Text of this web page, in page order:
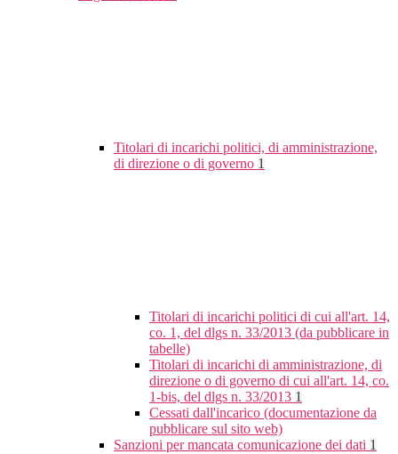
Titolari di incarichi politici, di amministrazione,
di direzione o di governo 1
Titolari di incarichi politici di cui all'art. 14,
co. 1, del dlgs n. 33/2013 (da pubblicare in
tabelle)
Titolari di incarichi di amministrazione, di
direzione o di governo di cui all'art. 14, co.
1-bis, del dlgs n. 33/2013 1
Cessati dall'incarico (documentazione da
pubblicare sul sito web)
Sanzioni per mancata comunicazione dei dati 1